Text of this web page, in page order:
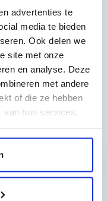
advertenties te
media te bieden
Ook delen we
site met onze
en analyse. Deze
met andere
of die ze hebben
hun services.
M 402 dw, HP LaserJet
LaserJet Pro M 402
HP LaserJet Pro
dw, HP LaserJet Pro
426 fdw, HP LaserJet
M 426 m, HP LaserJet